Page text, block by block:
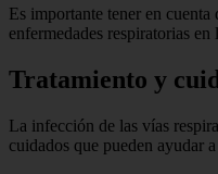
Es importante tener en
enfermedades respiratorias
Tratamiento y
La infección de las vías
cuidados que pueden ayudar